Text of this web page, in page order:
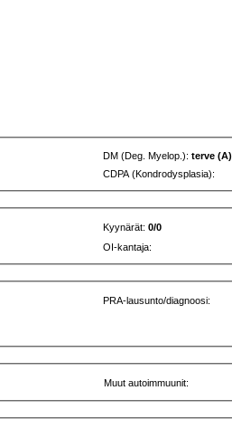
DM (Deg. Myelop.):terve (A)
CDPA (Kondrodysplasia):
Kyynärät:0/0
OI-kantaja:
PRA-lausunto/diagnoosi:
Muut autoimmuunit: